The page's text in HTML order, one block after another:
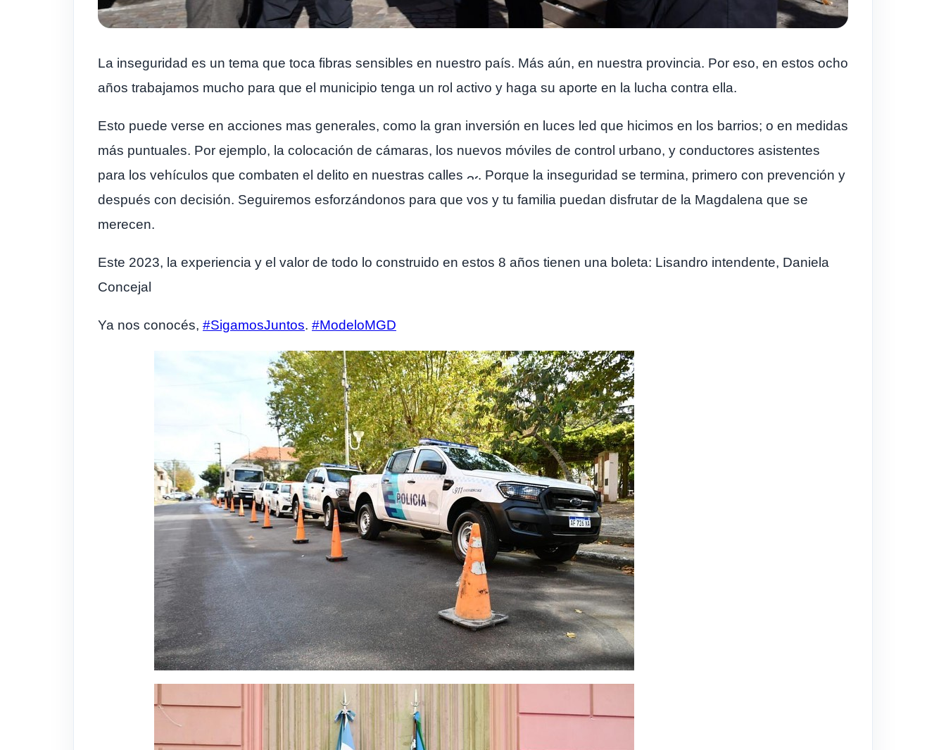
La inseguridad es un tema que toca fibras sensibles en nuestro país. Más aún, en nuestra provincia. Por eso, en estos ocho
años trabajamos mucho para que el municipio tenga un rol activo y haga su aporte en la lucha contra ella.
Esto puede verse en acciones mas generales, como la gran inversión en luces led que hicimos en los barrios; o en medidas
más puntuales. Por ejemplo, la colocación de cámaras, los nuevos móviles de control urbano, y conductores asistentes
para los vehículos que combaten el delito en nuestras calles
. Porque la inseguridad se termina, primero con prevención y
después con decisión. Seguiremos esforzándonos para que vos y tu familia puedan disfrutar de la Magdalena que se
merecen.
Este 2023, la experiencia y el valor de todo lo construido en estos 8 años tienen una boleta: Lisandro intendente, Daniela
Concejal
Ya nos conocés, #SigamosJuntos. #ModeloMGD